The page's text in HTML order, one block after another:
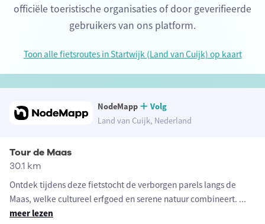
officiële toeristische organisaties of door geverifieerde
gebruikers van ons platform.
Toon alle fietsroutes in Startwijk (Land van Cuijk) op kaart
NodeMapp
Volg
Land van Cuijk, Nederland
Tour de Maas
30.1 km
Ontdek tijdens deze fietstocht de verborgen parels langs de
Maas, welke cultureel erfgoed en serene natuur combineert. ...
meer lezen